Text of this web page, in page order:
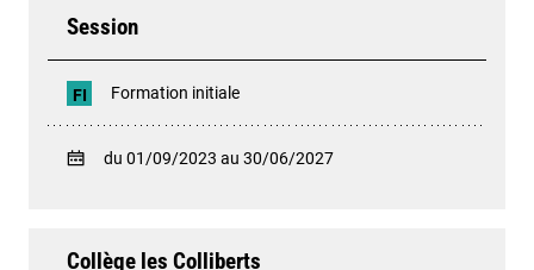
Session
FI Formation initiale
du 01/09/2023 au 30/06/2027
Collège les Colliberts